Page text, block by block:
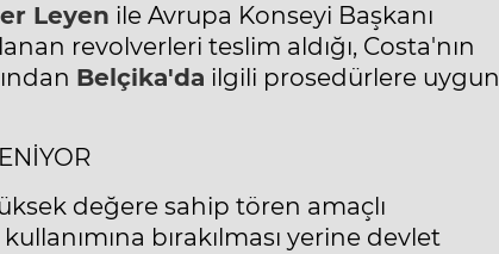
Leyen ile Avrupa Konseyi Başkanı
revolverleri teslim aldığı, Costa'nın
Belçika'da ilgili prosedürlere uygun
değere sahip tören amaçlı
bırakılması yerine devlet